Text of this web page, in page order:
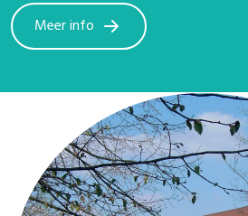
Meer info